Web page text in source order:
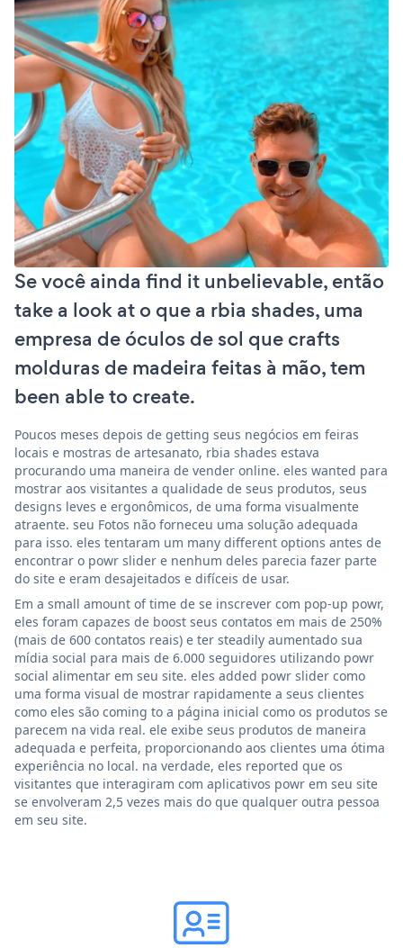
Se você ainda find it unbelievable, então
take a look at o que a rbia shades, uma
empresa de óculos de sol que crafts
molduras de madeira feitas à mão, tem
been able to create.
Poucos meses depois de getting seus negócios em feiras
locais e mostras de artesanato, rbia shades estava
procurando uma maneira de vender online. eles wanted para
mostrar aos visitantes a qualidade de seus produtos, seus
designs leves e ergonômicos, de uma forma visualmente
atraente. seu Fotos não forneceu uma solução adequada
para isso. eles tentaram um many different options antes de
encontrar o powr slider e nenhum deles parecia fazer parte
do site e eram desajeitados e difíceis de usar.
Em a small amount of time de se inscrever com pop-up powr,
eles foram capazes de boost seus contatos em mais de 250%
(mais de 600 contatos reais) e ter steadily aumentado sua
mídia social para mais de 6.000 seguidores utilizando powr
social alimentar em seu site. eles added powr slider como
uma forma visual de mostrar rapidamente a seus clientes
como eles são coming to a página inicial como os produtos se
parecem na vida real. ele exibe seus produtos de maneira
adequada e perfeita, proporcionando aos clientes uma ótima
experiência no local. na verdade, eles reported que os
visitantes que interagiram com aplicativos powr em seu site
se envolveram 2,5 vezes mais do que qualquer outra pessoa
em seu site.